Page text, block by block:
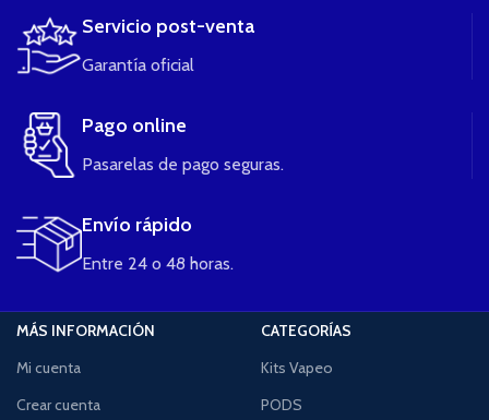
Servicio post-venta
Garantía oficial
Pago online
Pasarelas de pago seguras.
Envío rápido
Entre 24 o 48 horas.
MÁS INFORMACIÓN
Mi cuenta
Crear cuenta
CATEGORÍAS
Kits Vapeo
PODS